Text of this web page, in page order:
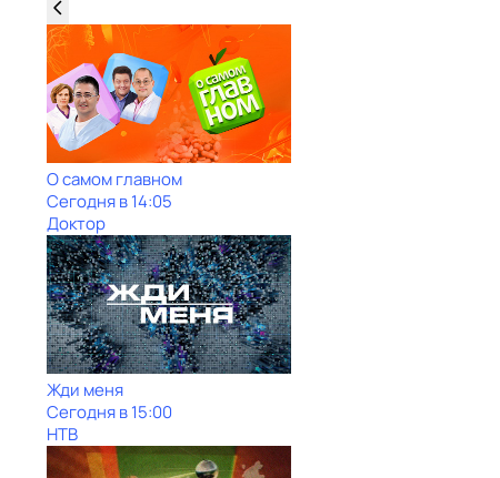
О самом главном
Сегодня в 14:05
Доктор
Жди меня
Сегодня в 15:00
НТВ